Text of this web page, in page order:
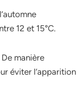
12 et 15°C.
manière
éviter l’apparition